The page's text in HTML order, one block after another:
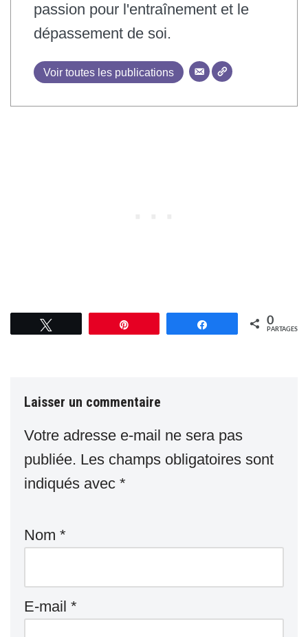
passion pour l'entraînement et le
dépassement de soi.
Voir toutes les publications
Partagez 0
PARTAGES
Laisser un commentaire
Votre adresse e-mail ne sera pas
publiée. Les champs obligatoires sont
indiqués avec *
Nom *
E-mail *